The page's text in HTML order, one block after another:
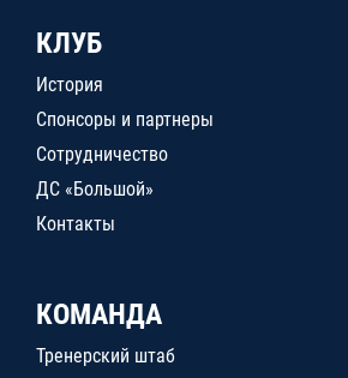
КЛУБ
История
Спонсоры и партнеры
Сотрудничество
ДС «Большой»
Контакты
КОМАНДА
Тренерский штаб